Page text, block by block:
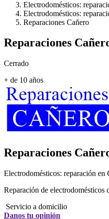
Electrodomésticos:
Electrodomésticos:
Reparaciones Cañero
Reparaciones
Cerrado
+ de 10 años
Reparaciones
Electrodomésticos: reparación
Reparación de electrodomésticos
Servicio a domicilio
Danos tu opinión